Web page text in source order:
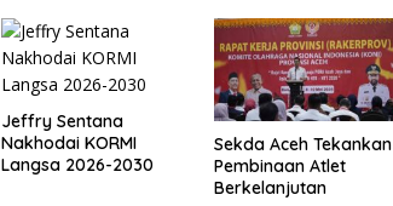
Perdelapan final Piala
Dunia 2026
Jeffry Sentana
Nakhodai KORMI
Langsa 2026-2030
Sekda Aceh Tekankan
Pembinaan Atlet
Berkelanjutan